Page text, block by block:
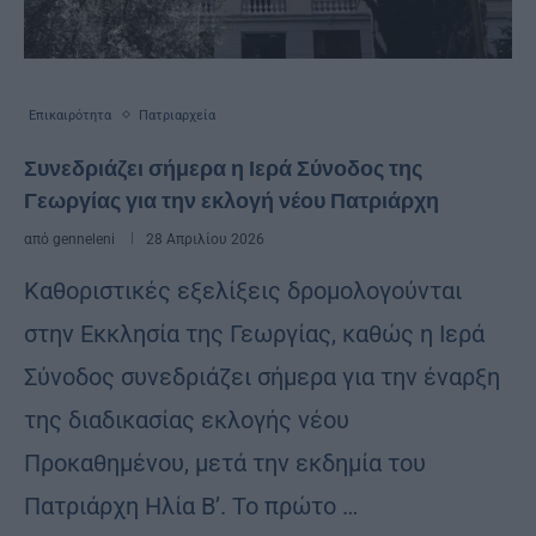
Επικαιρότητα Πατριαρχεία
Συνεδριάζει σήμερα η Ιερά Σύνοδος της
Γεωργίας για την εκλογή νέου Πατριάρχη
από genneleni 28 Απριλίου 2026
Καθοριστικές εξελίξεις δρομολογούνται
στην Εκκλησία της Γεωργίας, καθώς η Ιερά
Σύνοδος συνεδριάζει σήμερα για την έναρξη
της διαδικασίας εκλογής νέου
Προκαθημένου, μετά την εκδημία του
Πατριάρχη Ηλία Β’. Το πρώτο …